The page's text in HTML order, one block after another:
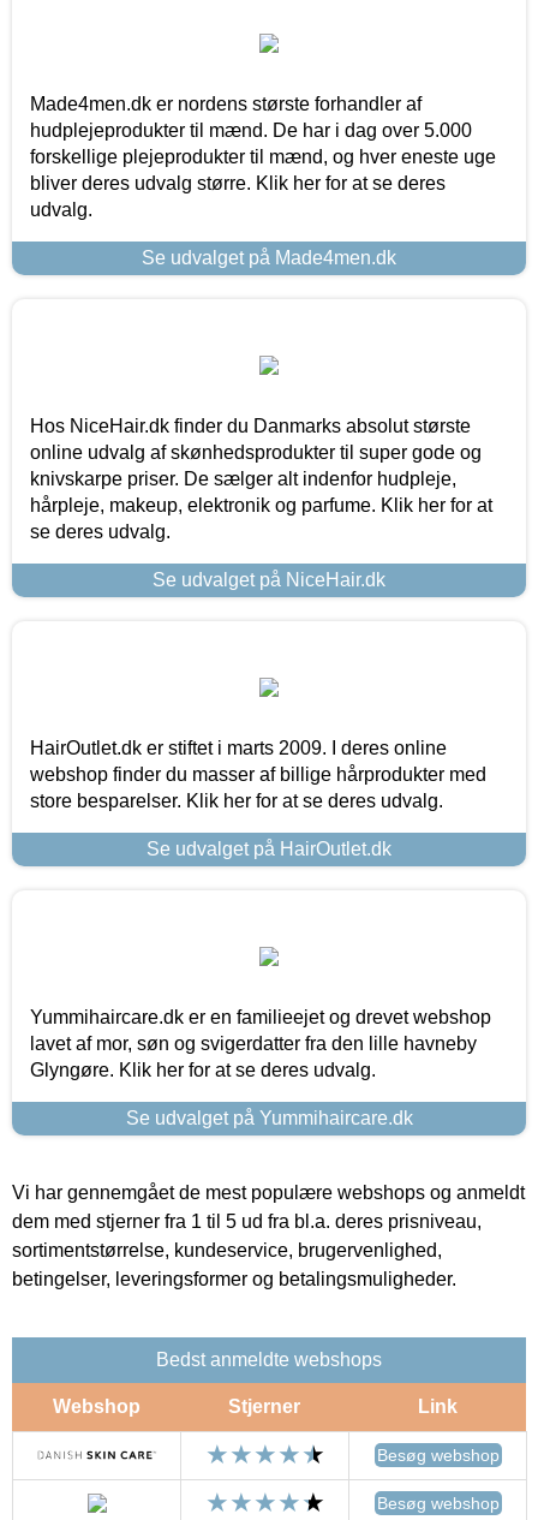
Made4men.dk er nordens største forhandler af
hudplejeprodukter til mænd. De har i dag over 5.000
forskellige plejeprodukter til mænd, og hver eneste uge
bliver deres udvalg større. Klik her for at se deres
udvalg.
Se udvalget på Made4men.dk
Hos NiceHair.dk finder du Danmarks absolut største
online udvalg af skønhedsprodukter til super gode og
knivskarpe priser. De sælger alt indenfor hudpleje,
hårpleje, makeup, elektronik og parfume. Klik her for at
se deres udvalg.
Se udvalget på NiceHair.dk
HairOutlet.dk er stiftet i marts 2009. I deres online
webshop finder du masser af billige hårprodukter med
store besparelser. Klik her for at se deres udvalg.
Se udvalget på HairOutlet.dk
Yummihaircare.dk er en familieejet og drevet webshop
lavet af mor, søn og svigerdatter fra den lille havneby
Glyngøre. Klik her for at se deres udvalg.
Se udvalget på Yummihaircare.dk
Vi har gennemgået de mest populære webshops og anmeldt
dem med stjerner fra 1 til 5 ud fra bl.a. deres prisniveau,
sortimentstørrelse, kundeservice, brugervenlighed,
betingelser, leveringsformer og betalingsmuligheder.
Bedst anmeldte webshops
Webshop Stjerner Link
Besøg webshop
Besøg webshop